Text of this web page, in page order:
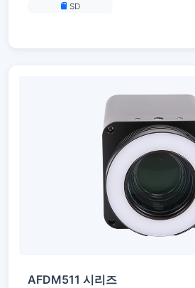
SD
AFDM511 시리즈